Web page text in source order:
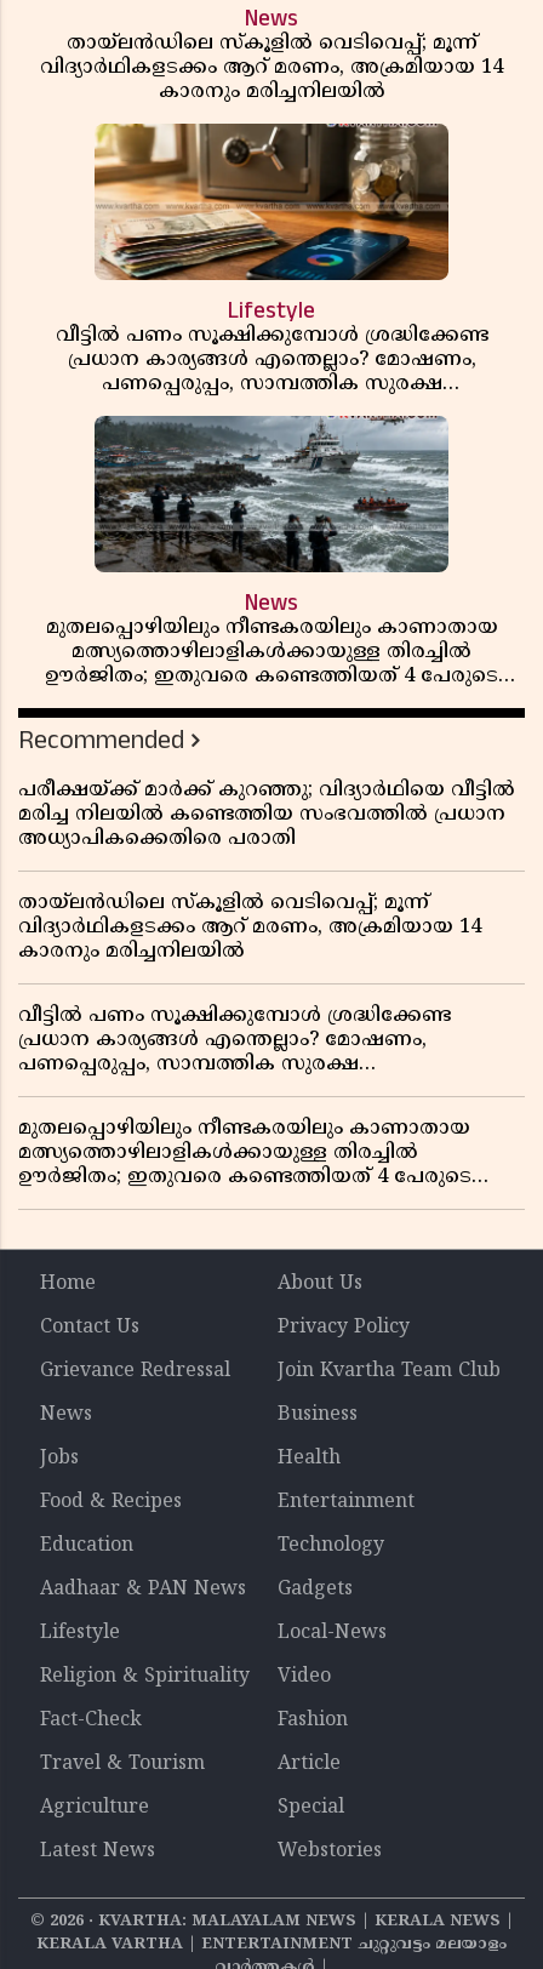
News
തായ്‌ലൻഡിലെ സ്‌കൂളിൽ വെടിവെപ്പ്; മൂന്ന്
വിദ്യാർഥികളടക്കം ആറ് മരണം, അക്രമിയായ 14
കാരനും മരിച്ചനിലയിൽ
Lifestyle
വീട്ടിൽ പണം സൂക്ഷിക്കുമ്പോൾ ശ്രദ്ധിക്കേണ്ട
പ്രധാന കാര്യങ്ങൾ എന്തെല്ലാം? മോഷണം,
പണപ്പെരുപ്പം, സാമ്പത്തിക സുരക്ഷ
News
മുതലപ്പൊഴിയിലും നീണ്ടകരയിലും കാണാതായ
മത്സ്യത്തൊഴിലാളികൾക്കായുള്ള തിരച്ചിൽ
ഊർജിതം; ഇതുവരെ കണ്ടെത്തിയത് 4 പേരുടെ
Recommended
പരീക്ഷയ്ക്ക് മാർക്ക് കുറഞ്ഞു; വിദ്യാർഥിയെ വീട്ടിൽ
മരിച്ച നിലയിൽ കണ്ടെത്തിയ സംഭവത്തിൽ പ്രധാന
അധ്യാപികക്കെതിരെ പരാതി
തായ്‌ലൻഡിലെ സ്‌കൂളിൽ വെടിവെപ്പ്; മൂന്ന്
വിദ്യാർഥികളടക്കം ആറ് മരണം, അക്രമിയായ 14
കാരനും മരിച്ചനിലയിൽ
വീട്ടിൽ പണം സൂക്ഷിക്കുമ്പോൾ ശ്രദ്ധിക്കേണ്ട
പ്രധാന കാര്യങ്ങൾ എന്തെല്ലാം? മോഷണം,
പണപ്പെരുപ്പം, സാമ്പത്തിക സുരക്ഷ
മുതലപ്പൊഴിയിലും നീണ്ടകരയിലും കാണാതായ
മത്സ്യത്തൊഴിലാളികൾക്കായുള്ള തിരച്ചിൽ
ഊർജിതം; ഇതുവരെ കണ്ടെത്തിയത് 4 പേരുടെ
Home
About Us
Contact Us
Privacy Policy
Grievance Redressal
Join Kvartha Team Club
News
Business
Jobs
Health
Food & Recipes
Entertainment
Education
Technology
Aadhaar & PAN News
Gadgets
Lifestyle
Local-News
Religion & Spirituality
Video
Fact-Check
Fashion
Travel & Tourism
Article
Agriculture
Special
Latest News
Webstories
© 2026‧ KVARTHA: MALAYALAM NEWS | KERALA NEWS |
KERALA VARTHA | ENTERTAINMENT ചുറ്റുവട്ടം മലയാളം